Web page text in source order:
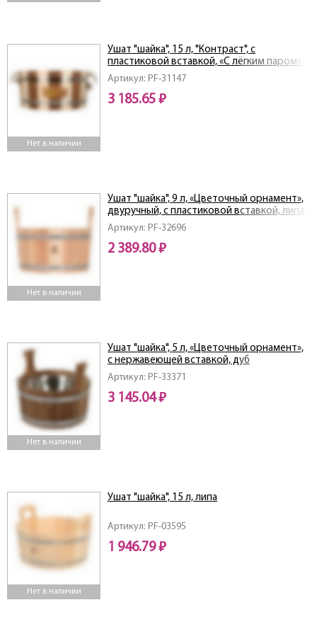
Нет в наличии
Артикул: PF-31147
Ушат "шайка", 15 л, "Контраст", с
пластиковой вставкой, «С лёгким паром»,
липа
3 185.65 ₽
Нет в наличии
Артикул: PF-32696
Ушат "шайка", 9 л, «Цветочный орнамент»,
двуручный, с пластиковой вставкой, липа
2 389.80 ₽
Нет в наличии
Артикул: PF-33371
Ушат "шайка", 5 л, «Цветочный орнамент»,
c нержавеющей вставкой, дуб
3 145.04 ₽
Нет в наличии
Артикул: PF-03595
Ушат "шайка", 15 л, липа
1 946.79 ₽